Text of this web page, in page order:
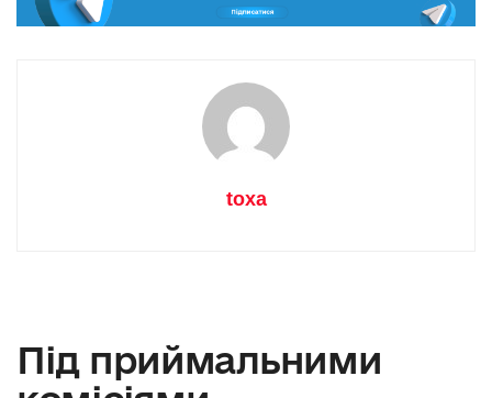
toxa
Під приймальними